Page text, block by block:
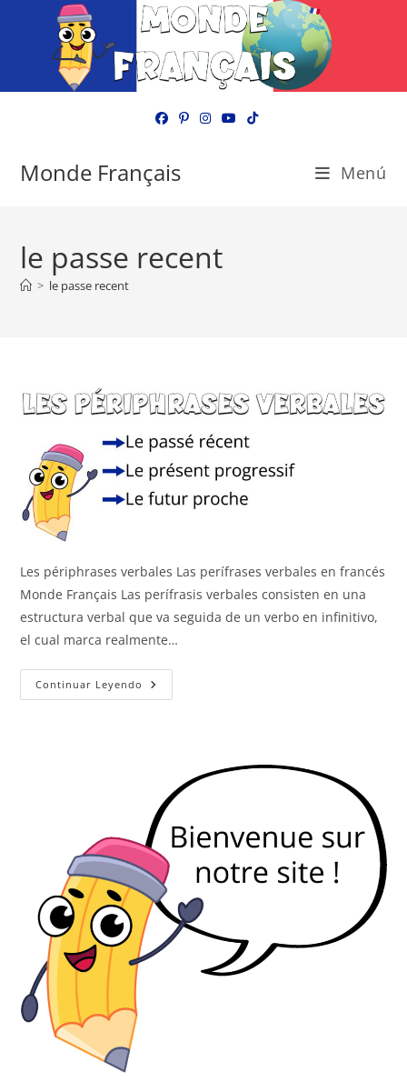
Monde Français Menú
le passe recent
> le passe recent
Les périphrases verbales Las perífrases verbales en francés
Monde Français Las perífrasis verbales consisten en una
estructura verbal que va seguida de un verbo en infinitivo,
el cual marca realmente…
Continuar Leyendo Les
Périphrases